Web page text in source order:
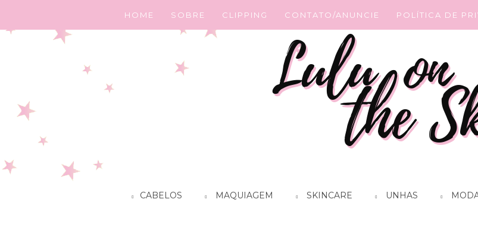
HOME SOBRE CLIPPING CONTATO/ANUNCIE POLÍTICA DE
CABELOS MAQUIAGEM SKINCARE UNHAS